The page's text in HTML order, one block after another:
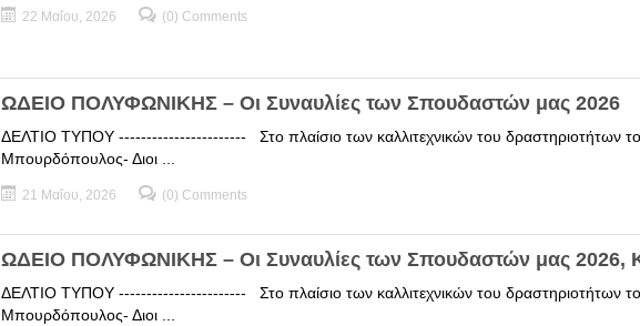
22 Μαΐου, 2026 (0) Comments
ΩΔΕΙΟ ΠΟΛΥΦΩΝΙΚΗΣ – Οι Συναυλίες των Σπουδαστών μας 2026
ΔΕΛΤΙΟ ΤΥΠΟΥ ----------------------- Στο πλαίσιο των καλλιτεχνικών του δραστηριοτήτων
Μπουρδόπουλος- Διοι ...
21 Μαΐου, 2026 (0) Comments
ΩΔΕΙΟ ΠΟΛΥΦΩΝΙΚΗΣ – Οι Συναυλίες των Σπουδαστών μας 2026,
ΔΕΛΤΙΟ ΤΥΠΟΥ ----------------------- Στο πλαίσιο των καλλιτεχνικών του δραστηριοτήτων
Μπουρδόπουλος- Διοι ...